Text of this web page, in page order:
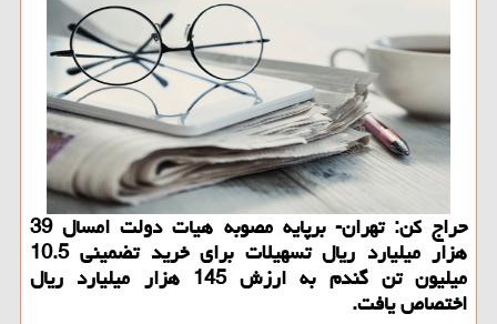
حراج كن: تهران- برپایه مصوبه هیات دولت امسال 39
هزار میلیارد ریال تسهیلات برای خرید تضمینی 10.5
میلیون تن گندم به ارزش 145 هزار میلیارد ریال
اختصاص یافت.